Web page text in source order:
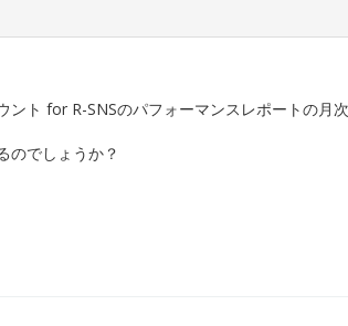
ント for R-SNSのパフォーマンスレポートの月
のでしょうか？